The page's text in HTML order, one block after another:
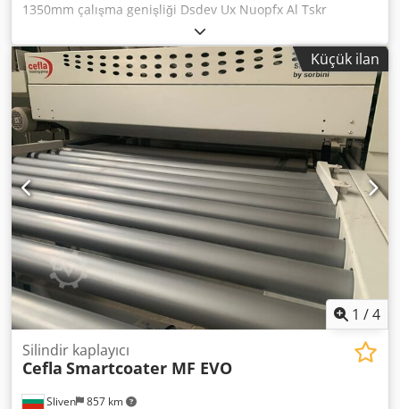
1350mm çalışma genişliği Dsdev Ux Nuopfx Al Tskr
Küçük ilan
1 /4
Sliven 857 km
Silindir kaplayıcı
Cefla Smartcoater MF EVO